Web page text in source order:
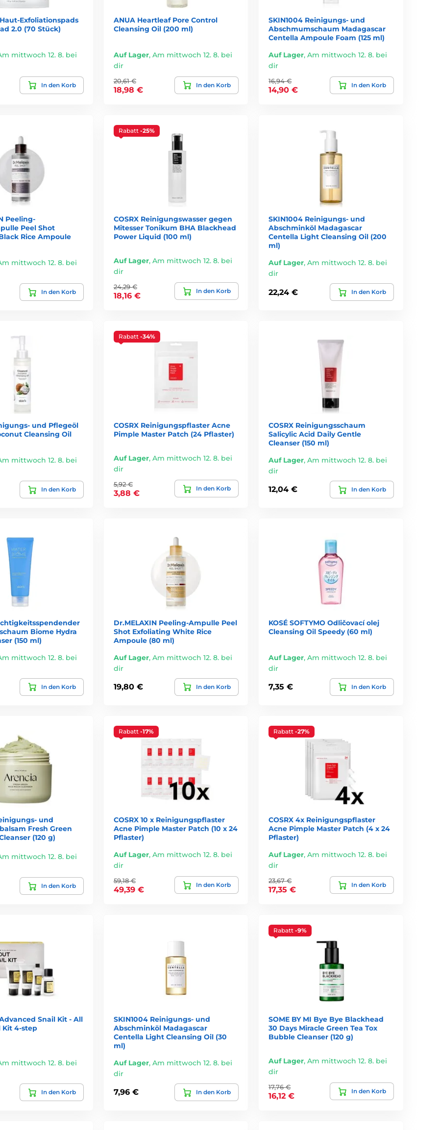
vor der Anwendung geschüttelt werden müssen.
Lippenprodukte
— die eigentliche Reinigung.
entsteht ein feiner Schaum.
Reinigung)?
Methode:
gründlich und entfernt alle restlichen Rückstände.
und angenehme Haut.
Reinigungsprodukt aus?
und Gesichtsreinigung gehören zu den effektivsten und zugleich sanftesten Lösungen auf dem Markt.
Reinigungversteht und Produkte passend zum eigenen Hauttyp wählt, schafft die ideale Grundlage für eine
Exfoliationspads
2.0 (70 Stück)
mittwoch 12. 8. bei
In den Korb
ANUA Heartleaf Pore Control
Cleansing Oil (200 ml)
Auf Lager, Am mittwoch 12. 8. bei
dir
20,61 €
18,98 €
In den Korb
SKIN1004 Reinigungs- und
Abschmumschaum Madagascar
Centella Ampoule Foam (125 ml)
Auf Lager,Am mittwoch 12. 8. bei
dir
16,94 €
14,90 €
In den Korb
Peeling-
Peel Shot
Rice Ampoule
mittwoch 12. 8. bei
In den Korb
Rabatt -25%
COSRX Reinigungswasser gegen
Mitesser Tonikum BHA Blackhead
Power Liquid (100 ml)
Auf Lager, Am mittwoch 12. 8. bei
dir
24,29 €
18,16 €
In den Korb
SKIN1004 Reinigungs- und
Abschminköl Madagascar
Centella Light Cleansing Oil (200
ml)
Auf Lager,Am mittwoch 12. 8. bei
dir
22,24 € In den Korb
und Pflegeöl
Cleansing Oil
mittwoch 12. 8. bei
In den Korb
Rabatt -34%
COSRX Reinigungspflaster Acne
Pimple Master Patch (24 Pflaster)
Auf Lager, Am mittwoch 12. 8. bei
dir
5,92 €
3,88 €
In den Korb
COSRX Reinigungsschaum
Salicylic Acid Daily Gentle
Cleanser (150 ml)
Auf Lager,Am mittwoch 12. 8. bei
dir
12,04 € In den Korb
Biome Hydra
(150 ml)
mittwoch 12. 8. bei
In den Korb
Dr.MELAXIN Peeling-Ampulle Peel
Shot Exfoliating White Rice
Ampoule (80 ml)
Auf Lager, Am mittwoch 12. 8. bei
dir
19,80 € In den Korb
KOSÉ SOFTYMO Odličovací olej
Cleansing Oil Speedy (60 ml)
Auf Lager,Am mittwoch 12. 8. bei
dir
7,35 € In den Korb
und
Fresh Green
(120 g)
mittwoch 12. 8. bei
In den Korb
Rabatt -17%
COSRX 10 x Reinigungspflaster
Acne Pimple Master Patch (10 x 24
Pflaster)
Auf Lager, Am mittwoch 12. 8. bei
dir
59,18 €
49,39 €
In den Korb
Rabatt-27%
COSRX 4x Reinigungspflaster
Acne Pimple Master Patch (4 x 24
Pflaster)
Auf Lager,Am mittwoch 12. 8. bei
dir
23,67 €
17,35 €
In den Korb
Snail Kit - All
Kit 4-step
mittwoch 12. 8. bei
In den Korb
SKIN1004 Reinigungs- und
Abschminköl Madagascar
Centella Light Cleansing Oil (30
ml)
Auf Lager, Am mittwoch 12. 8. bei
dir
7,96 € In den Korb
Rabatt-9%
SOME BY MI Bye Bye Blackhead
30 Days Miracle Green Tea Tox
Bubble Cleanser (120 g)
Auf Lager,Am mittwoch 12. 8. bei
dir
17,76 €
16,12 €
In den Korb